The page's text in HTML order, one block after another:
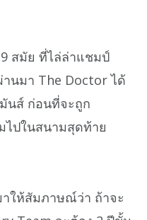
สมัย ที่ไล่ล่าแชมป์
นมา The Doctor ได้
นส์ ก่อนที่จะถูก
ไปในสนามสุดท้าย
ให้สัมภาษณ์ว่า ถ้าจะ